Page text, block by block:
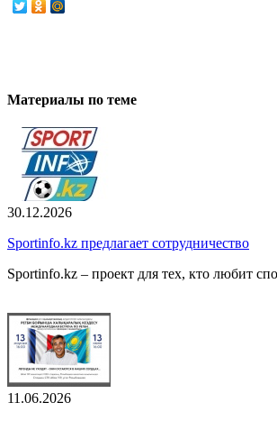
Материалы по теме
30.12.2026
Sportinfo.kz предлагает сотрудничество
Sportinfo.kz – проект для тех, кто любит
11.06.2026